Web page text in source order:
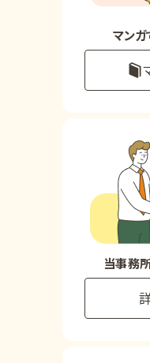
事務所について
お客様からの感
で受
マン
当事務